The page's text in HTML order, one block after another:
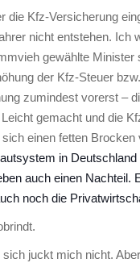
die Kfz-Versicherung
nicht entstehen. Ich
gewählte
der Kfz-Steuer
zumindest vorerst –
gemacht und die
einen fetten
in
auch einen Nachteil.
noch die
juckt mich nicht.